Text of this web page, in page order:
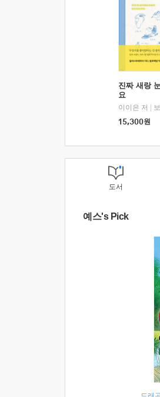
진짜 새랑
요
이이은 저
15,300원
도서
예스's Pick